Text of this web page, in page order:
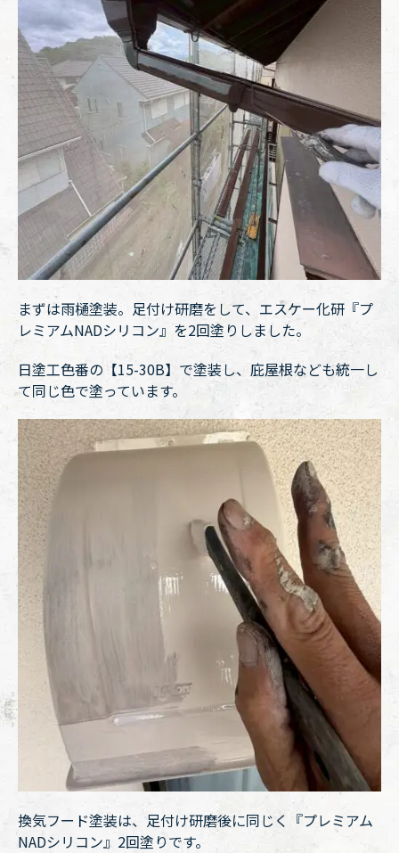
まずは雨樋塗装。足付け研磨をして、エスケー化研『プ
レミアムNADシリコン』を2回塗りしました。
日塗工色番の【15-30B】で塗装し、庇屋根なども統一し
て同じ色で塗っています。
換気フード塗装は、足付け研磨後に同じく『プレミアム
NADシリコン』2回塗りです。